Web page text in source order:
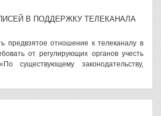
В ПОДДЕРЖКУ ТЕЛЕКАНАЛА
предвзятое отношение к телеканалу в
от регулирующих органов учесть
существующему законодательству,